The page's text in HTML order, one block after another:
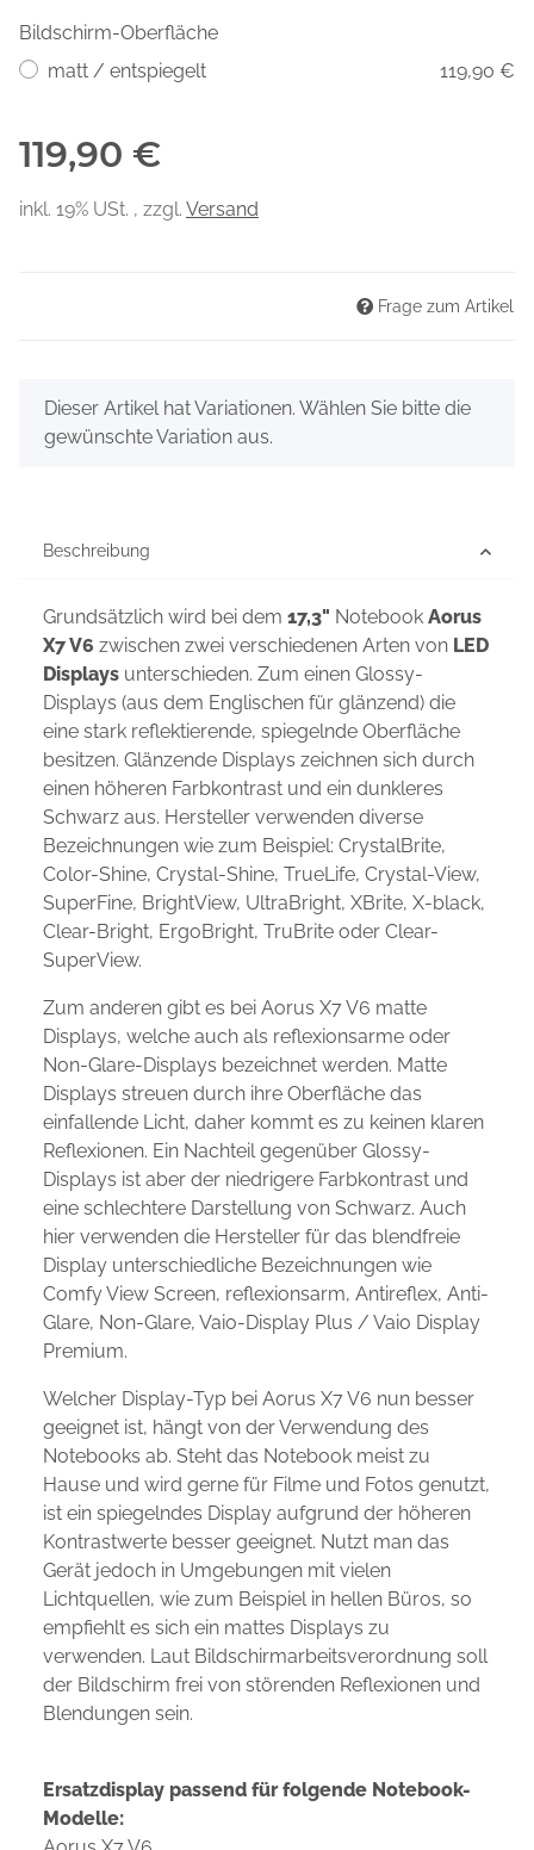
Bildschirm-Oberfläche
matt / entspiegelt
119,90 €
119,90 €
inkl. 19% USt. , zzgl. Versand
Frage zum Artikel
x
Dieser Artikel hat Variationen. Wählen Sie bitte die
gewünschte Variation aus.
Beschreibung
Grundsätzlich wird bei dem 17,3" Notebook Aorus
X7 V6 zwischen zwei verschiedenen Arten von LED
Displays unterschieden. Zum einen Glossy-
Displays (aus dem Englischen für glänzend) die
eine stark reflektierende, spiegelnde Oberfläche
besitzen. Glänzende Displays zeichnen sich durch
einen höheren Farbkontrast und ein dunkleres
Schwarz aus. Hersteller verwenden diverse
Bezeichnungen wie zum Beispiel: CrystalBrite,
Color-Shine, Crystal-Shine, TrueLife, Crystal-View,
SuperFine, BrightView, UltraBright, XBrite, X-black,
Clear-Bright, ErgoBright, TruBrite oder Clear-
SuperView.
Zum anderen gibt es bei Aorus X7 V6 matte
Displays, welche auch als reflexionsarme oder
Non-Glare-Displays bezeichnet werden. Matte
Displays streuen durch ihre Oberfläche das
einfallende Licht, daher kommt es zu keinen klaren
Reflexionen. Ein Nachteil gegenüber Glossy-
Displays ist aber der niedrigere Farbkontrast und
eine schlechtere Darstellung von Schwarz. Auch
hier verwenden die Hersteller für das blendfreie
Display unterschiedliche Bezeichnungen wie
Comfy View Screen, reflexionsarm, Antireflex, Anti-
Glare, Non-Glare, Vaio-Display Plus / Vaio Display
Premium.
Welcher Display-Typ bei Aorus X7 V6 nun besser
geeignet ist, hängt von der Verwendung des
Notebooks ab. Steht das Notebook meist zu
Hause und wird gerne für Filme und Fotos genutzt,
ist ein spiegelndes Display aufgrund der höheren
Kontrastwerte besser geeignet. Nutzt man das
Gerät jedoch in Umgebungen mit vielen
Lichtquellen, wie zum Beispiel in hellen Büros, so
empfiehlt es sich ein mattes Displays zu
verwenden. Laut Bildschirmarbeitsverordnung soll
der Bildschirm frei von störenden Reflexionen und
Blendungen sein.
Ersatzdisplay passend für folgende Notebook-
Modelle: